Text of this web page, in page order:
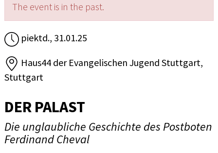
The event is in the past.
piektd., 31.01.25
Haus44 der Evangelischen Jugend Stuttgart,
Stuttgart
DER PALAST
Die unglaubliche Geschichte des Postboten
Ferdinand Cheval